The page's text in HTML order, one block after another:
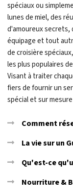
spéciaux ou
lunes de miel, des
d'amoureux secrets,
équipage et tout
de croisière
les plus populaires
Visant à traiter
fiers de fournir un
spécial et sur
Comment
La vie sur un
Qu'est-ce
Nourriture &